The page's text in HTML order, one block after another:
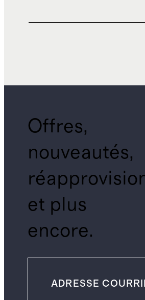
Offres,
nouveautés,
et plus
encore.